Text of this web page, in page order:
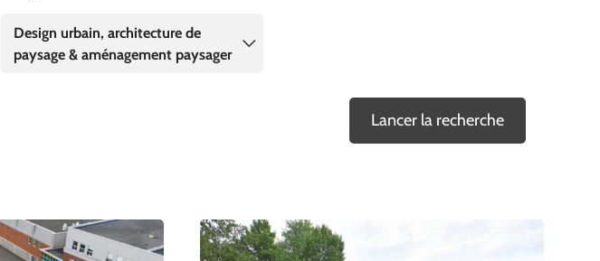
Design urbain, architecture de
paysage & aménagement paysager
Lancer la recherche